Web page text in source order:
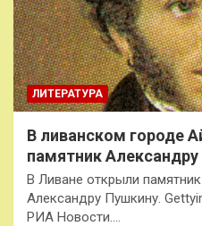
ЛИТЕРАТУРА
В ливанском городе
памятник
В Ливане открыли
Александру Пушкину.
РИА Новости.…